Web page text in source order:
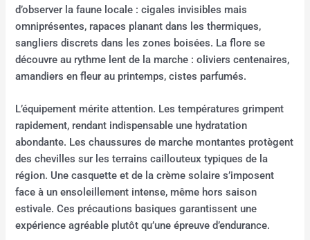
d’observer la faune locale : cigales invisibles mais
omniprésentes, rapaces planant dans les thermiques,
sangliers discrets dans les zones boisées. La flore se
découvre au rythme lent de la marche : oliviers centenaires,
amandiers en fleur au printemps, cistes parfumés.
L’équipement mérite attention. Les températures grimpent
rapidement, rendant indispensable une hydratation
abondante. Les chaussures de marche montantes protègent
des chevilles sur les terrains caillouteux typiques de la
région. Une casquette et de la crème solaire s’imposent
face à un ensoleillement intense, même hors saison
estivale. Ces précautions basiques garantissent une
expérience agréable plutôt qu’une épreuve d’endurance.